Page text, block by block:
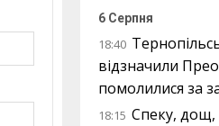
6 Серпня
18:40
відзначили
помолилися за
18:15 Спеку, дощ,